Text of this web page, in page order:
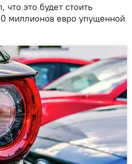
что это будет стоить
миллионов евро упущенной